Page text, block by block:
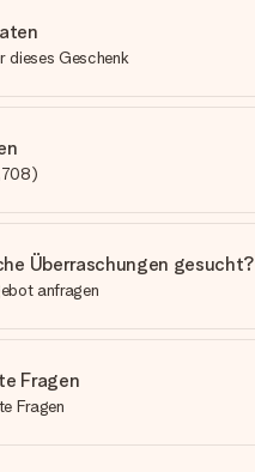
dieses Geschenk
)
Überraschungen gesucht?
anfragen
Fragen
Fragen